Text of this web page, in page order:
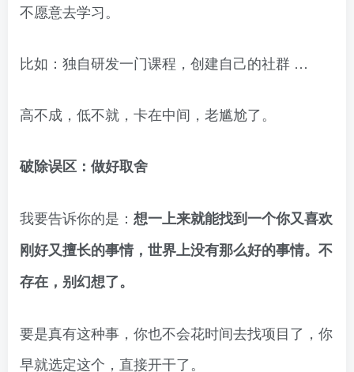
不愿意去学习。
比如：独自研发一门课程，创建自己的社群 …
高不成，低不就，卡在中间，老尴尬了。
破除误区：做好取舍
我要告诉你的是： 想一上来就能找到一个你又喜欢
刚好又擅长的事情，世界上没有那么好的事情。不
存在，别幻想了。
要是真有这种事，你也不会花时间去找项目了，你
早就选定这个，直接开干了。